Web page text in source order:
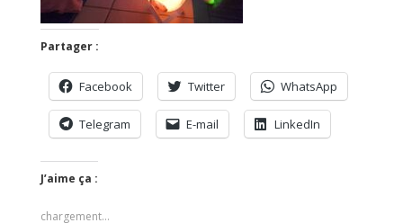
Partager :
Facebook Twitter WhatsApp
Telegram E-mail LinkedIn
J’aime ça :
chargement…